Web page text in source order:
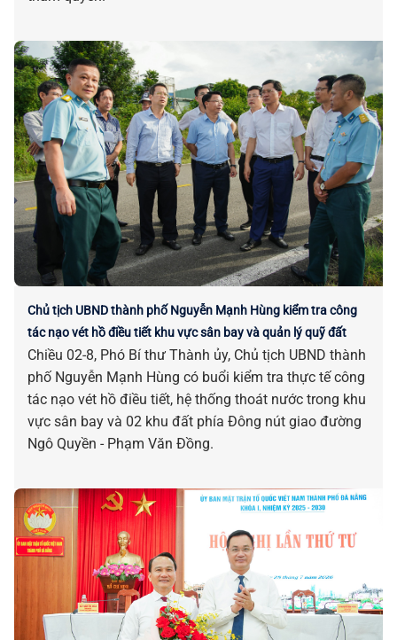
Chủ tịch UBND thành phố Nguyễn Mạnh Hùng kiểm tra công
tác nạo vét hồ điều tiết khu vực sân bay và quản lý quỹ đất
Chiều 02-8, Phó Bí thư Thành ủy, Chủ tịch UBND thành
phố Nguyễn Mạnh Hùng có buổi kiểm tra thực tế công
tác nạo vét hồ điều tiết, hệ thống thoát nước trong khu
vực sân bay và 02 khu đất phía Đông nút giao đường
Ngô Quyền - Phạm Văn Đồng.